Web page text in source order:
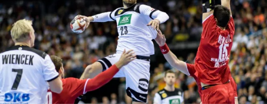
Americký fotbal
Atletika
Baseball a softbal
Basketbal
NEPŘEHLÉDNĚTE
Soutěže
Historické návraty
Aplikace ČT sport